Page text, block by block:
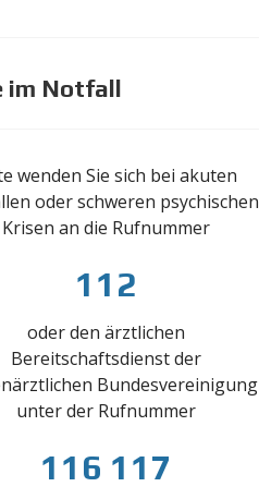
im Notfall
wenden Sie sich bei akuten
oder schweren psychischen
Krisen an die Rufnummer
112
oder den ärztlichen
Bereitschaftsdienst der
Bundesvereinigung
unter der Rufnummer
116 117